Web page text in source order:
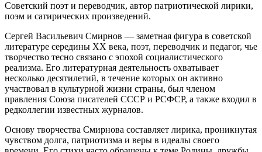
Советский поэт и переводчик, автор патриотической лирики,
поэм и сатирических произведений.
Сергей Васильевич Смирнов — заметная фигура в советской
литературе середины XX века, поэт, переводчик и педагог, чье
творчество тесно связано с эпохой социалистического
реализма. Его литературная деятельность охватывает
несколько десятилетий, в течение которых он активно
участвовал в культурной жизни страны, был членом
правления Союза писателей СССР и РСФСР, а также входил в
редколлегии известных журналов.
Основу творчества Смирнова составляет лирика, проникнутая
чувством долга, патриотизма и веры в идеалы своего